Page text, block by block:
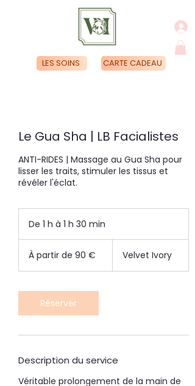
LES SOINS CARTE CADEAU
Le Gua Sha | LB Facialistes
ANTI-RIDES | Massage au Gua Sha pour
lisser les traits, stimuler les tissus et
révéler l'éclat.
De 1 h à 1 h 30 min
1
partir
euros
À partir de 90 € Velvet Ivory
Réserver
Description du service
Véritable prolongement de la main de